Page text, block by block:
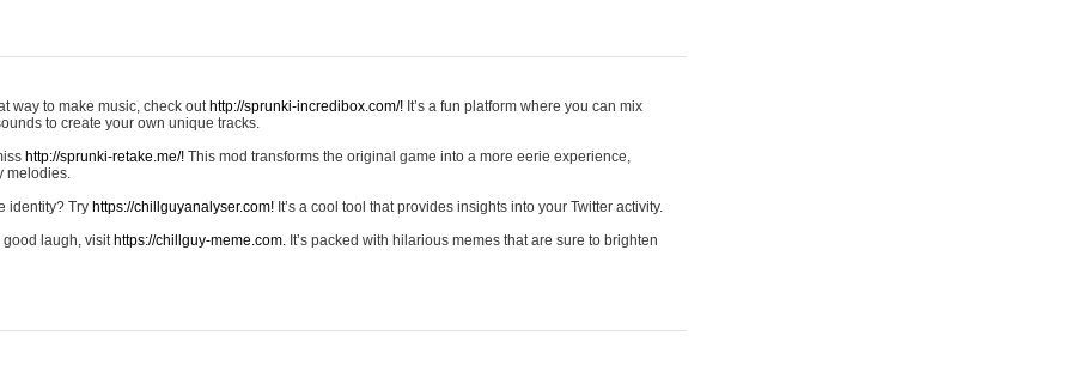
way to make music, check out http://sprunki-incredibox.com/! It’s a fun platform where you can mix
to create your own unique tracks.
http://sprunki-retake.me/! This mod transforms the original game into a more eerie experience,
melodies.
identity? Try https://chillguyanalyser.com! It’s a cool tool that provides insights into your Twitter activity.
good laugh, visit https://chillguy-meme.com. It’s packed with hilarious memes that are sure to brighten